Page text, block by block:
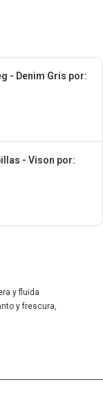
- Denim Gris por:
- Vison por:
y fluida
y frescura,